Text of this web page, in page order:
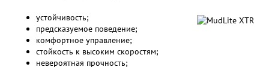
устойчивость;
предсказуемое поведение;
комфортное управление;
стойкость к высоким скоростям;
невероятная прочность;